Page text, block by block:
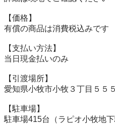
【価格】
有償の商品は消費税込みです
【⽀払い⽅法】
当⽇現⾦払いのみ
【引渡場所】
愛知県小牧市小牧３丁目５５
【駐⾞場】
駐車場415台（ラピオ小牧地下